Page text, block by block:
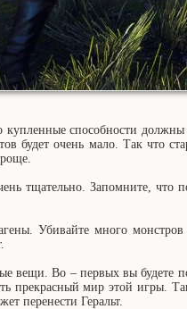
купленные способности
будет очень мало. Так что
тщательно. Запомните, что
Убивайте много
вещи. Во – первых вы будете
прекрасный мир этой игры.
перенести Геральт.